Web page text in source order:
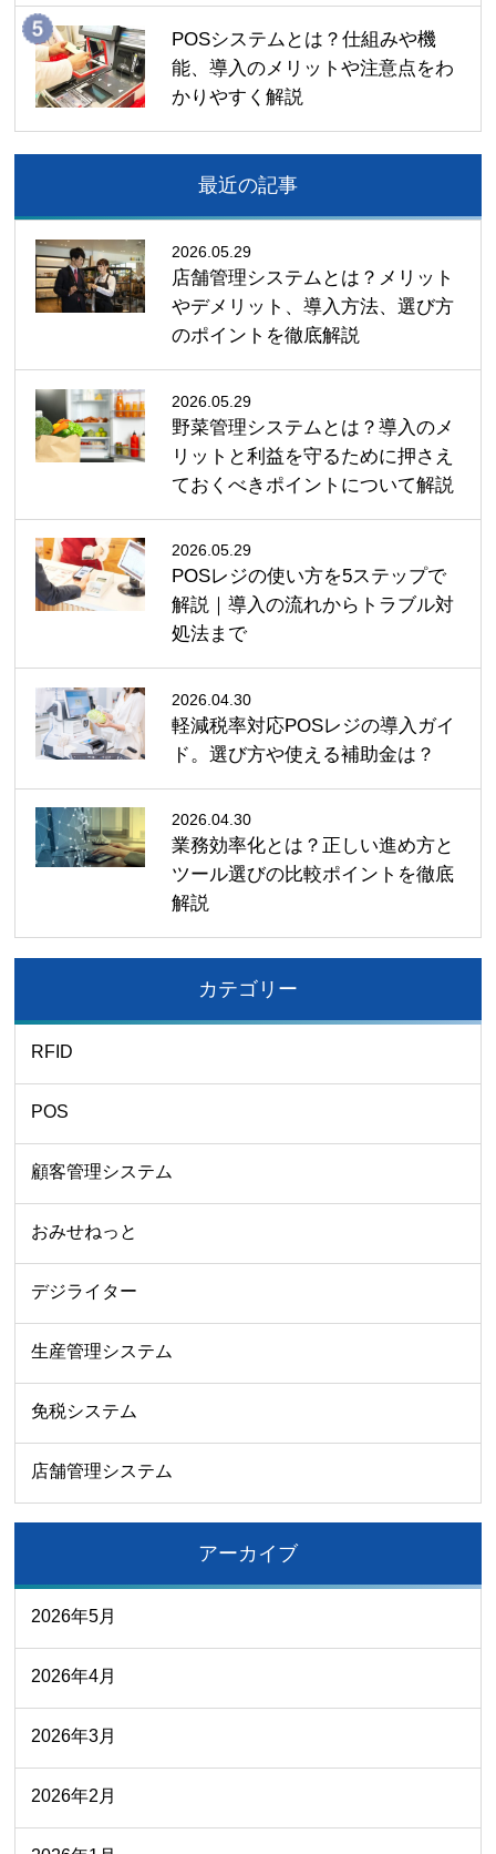
POSシステムとは？仕組みや機
能、導入のメリットや注意点をわ
かりやすく解説
最近の記事
2026.05.29
店舗管理システムとは？メリット
やデメリット、導入方法、選び方
のポイントを徹底解説
2026.05.29
野菜管理システムとは？導入のメ
リットと利益を守るために押さえ
ておくべきポイントについて解説
2026.05.29
POSレジの使い方を5ステップで
解説｜導入の流れからトラブル対
処法まで
2026.04.30
軽減税率対応POSレジの導入ガイ
ド。選び方や使える補助金は？
2026.04.30
業務効率化とは？正しい進め方と
ツール選びの比較ポイントを徹底
解説
カテゴリー
RFID
POS
顧客管理システム
おみせねっと
デジライター
生産管理システム
免税システム
店舗管理システム
アーカイブ
2026年5月
2026年4月
2026年3月
2026年2月